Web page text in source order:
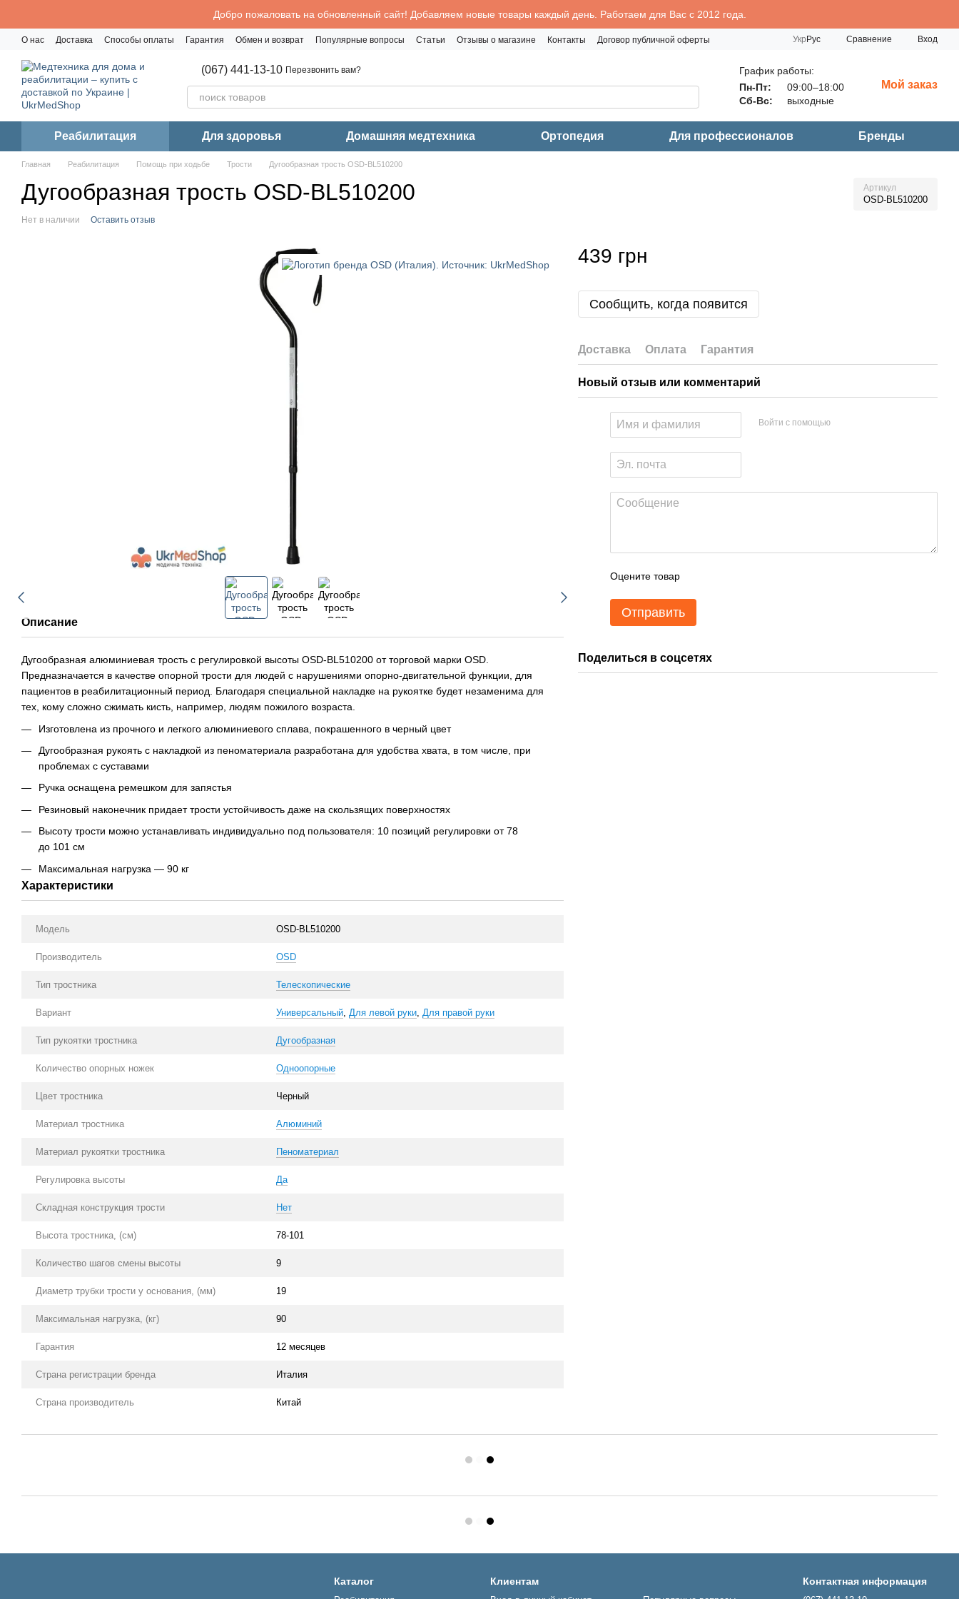
Добро пожаловать на обновленный сайт! Добавляем новые товары каждый день. Работаем для Вас с 2012 года.
О нас Доставка Способы оплаты Гарантия Обмен и возврат Популярные вопросы Статьи Отзывы о магазине Контакты
Договор публичной оферты
Укр Рус Сравнение Вход
(067) 441-13-10 Перезвонить вам?
График работы:
Пн-Пт:
09:00–18:00
Сб-Вс:
выходные
Мой заказ
Реабилитация Для здоровья Домашняя медтехника Ортопедия Для профессионалов Бренды
Главная Реабилитация Помощь при ходьбе Трости Дугообразная трость OSD-BL510200
Дугообразная трость OSD-BL510200 Артикул
OSD-BL510200
Нет в наличии Оставить отзыв
Описание
Дугообразная алюминиевая трость с регулировкой высоты OSD-BL510200 от торговой марки OSD.
Предназначается в качестве опорной трости для людей с нарушениями опорно-двигательной функции, для
пациентов в реабилитационный период. Благодаря специальной накладке на рукоятке будет незаменима для
тех, кому сложно сжимать кисть, например, людям пожилого возраста.
Изготовлена из прочного и легкого алюминиевого сплава, покрашенного в черный цвет
Дугообразная рукоять с накладкой из пеноматериала разработана для удобства хвата, в том числе, при
проблемах с суставами
Ручка оснащена ремешком для запястья
Резиновый наконечник придает трости устойчивость даже на скользящих поверхностях
Высоту трости можно устанавливать индивидуально под пользователя: 10 позиций регулировки от 78
до 101 см
Максимальная нагрузка — 90 кг
Характеристики
Модель OSD-BL510200
Производитель OSD
Тип тростника Телескопические
Вариант Универсальный Для левой руки Для правой руки
Тип рукоятки тростника Дугообразная
Количество опорных ножек Одноопорные
Цвет тростника Черный
Материал тростника Алюминий
Материал рукоятки тростника Пеноматериал
Регулировка высоты Да
Складная конструкция трости Нет
Высота тростника, (см) 78-101
Количество шагов смены высоты 9
Диаметр трубки трости у основания, (мм) 19
Максимальная нагрузка, (кг) 90
Гарантия 12 месяцев
Страна регистрации бренда Италия
Страна производитель Китай
439 грн
Сообщить, когда появится
Доставка Оплата Гарантия
Новый отзыв или комментарий
Войти с помощью
Оцените товар
Отправить
Поделиться в соцсетях
Каталог Клиентам Контактная информация